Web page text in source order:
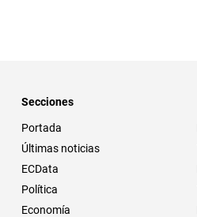
Secciones
Portada
Últimas noticias
ECData
Política
Economía